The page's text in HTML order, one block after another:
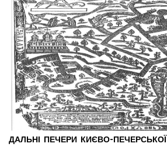
ДАЛЬНІ ПЕЧЕРИ КИЄВО-ПЕЧЕРСЬКОЇ